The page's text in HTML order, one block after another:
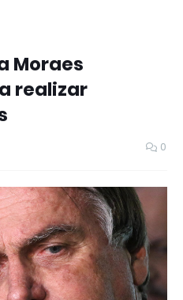
Moraes
realizar
0